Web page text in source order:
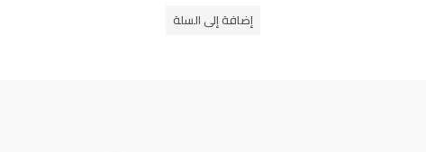
إضافة إلى السلة